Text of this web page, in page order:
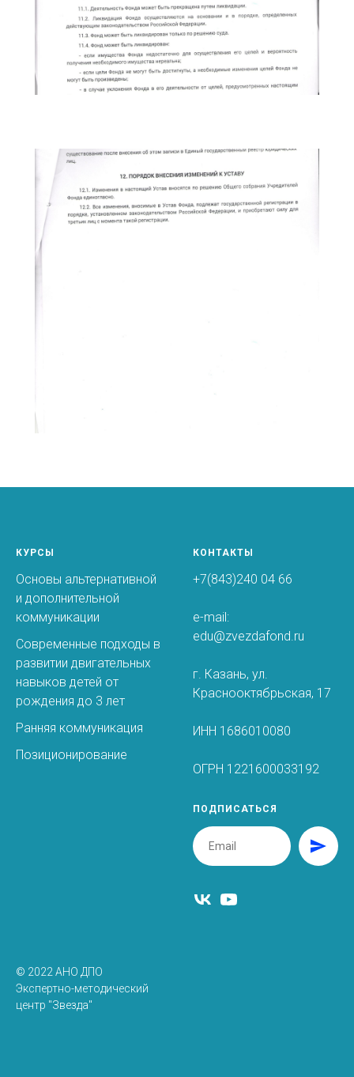
КУРСЫ
Основы альтернативной
и дополнительной
коммуникации
Современные подходы в
развитии двигательных
навыков детей от
рождения до 3 лет
Ранняя коммуникация
Позиционирование
КОНТАКТЫ
+7(843)240 04 66
e-mail:
edu@zvezdafond.ru
г. Казань, ул.
Краснооктябрьская, 17
ИНН 1686010080
ОГРН 1221600033192
ПОДПИСАТЬСЯ
© 2022 АНО ДПО
Экспертно-методический
центр "Звезда"